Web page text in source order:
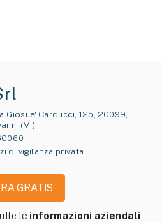
(MI)
di vigilanza privata
GRATIS
le informazioni aziendali